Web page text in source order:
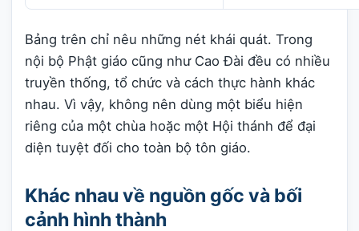
Bảng trên chỉ nêu những nét khái quát. Trong
nội bộ Phật giáo cũng như Cao Đài đều có nhiều
truyền thống, tổ chức và cách thực hành khác
nhau. Vì vậy, không nên dùng một biểu hiện
riêng của một chùa hoặc một Hội thánh để đại
diện tuyệt đối cho toàn bộ tôn giáo.
Khác nhau về nguồn gốc và bối
cảnh hình thành